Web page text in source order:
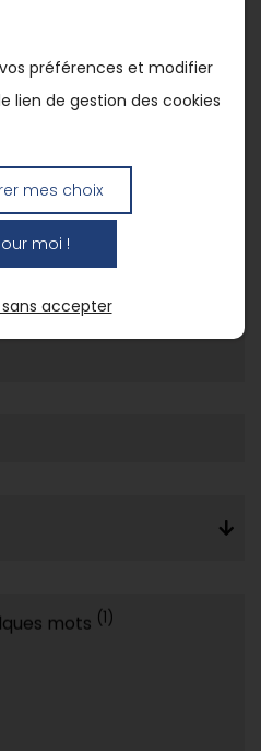
mots (1)
préférences et modifier
lien de gestion des cookies
mes choix
moi !
accepter